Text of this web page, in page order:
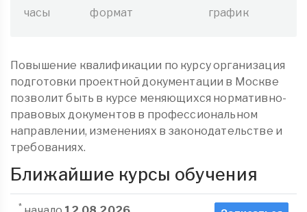
часы формат график
Повышение квалификации по курсу организация
подготовки проектной документации в Москве
позволит быть в курсе меняющихся нормативно-
правовых документов в профессиональном
направлении, изменениях в законодательстве и
требованиях.
Ближайшие курсы обучения
*